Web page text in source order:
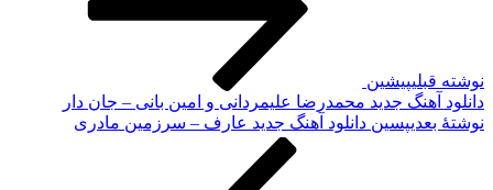
پیشین
جدید محمدرضا علیمردانی و امین بانی – جان دار
پسین دانلود آهنگ جدید عارف – سرزمین مادری